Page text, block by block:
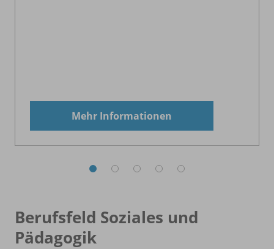
Mehr Informationen
Berufsfeld Soziales und
Pädagogik